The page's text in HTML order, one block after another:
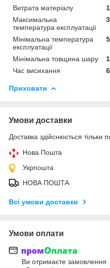
Витрата матеріалу
Максимальна
температура експлуатації
Мінімальна температура
експлуатації
Мінімальна товщина шару
Час висихання
Приховати
Умови доставки
Доставка здійснюється тільки
Нова Пошта
Укрпошта
НОВА ПОШТА
Всі умови доставки
Умови оплати
Ви отримаєте замовлення